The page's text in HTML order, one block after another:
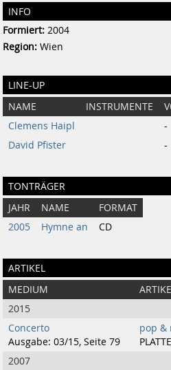
INFO
Formiert: 2004
Region: Wien
LINE-UP
NAME INSTRUMENTE
Clemens Haipl
-
David Pfister
-
TONTRÄGER
JAHR NAME
FORMAT
2005
Hymne an CD
ARTIKEL
MEDIUM
2015
Concerto
Ausgabe: 03/15, Seite 79
pop &
2007